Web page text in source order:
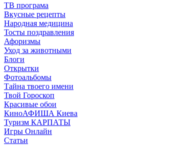
ТВ програма
Вкусные рецепты
Народная медицина
Тосты поздравления
Афоризмы
Уход за животными
Блоги
Открытки
Фотоальбомы
Тайна твоего имени
Твой Гороскоп
Красивые обои
КиноАФИША Киева
Туризм КАРПАТЫ
Игры Онлайн
Статьи